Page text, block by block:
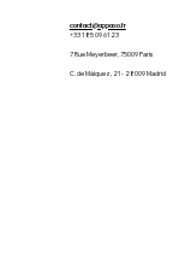
contact@appaso.fr
+33 1 85 09 61 23
7 Rue Meyerbeer, 75009 Paris
C. de Máiquez, 21 - 28009 Madrid